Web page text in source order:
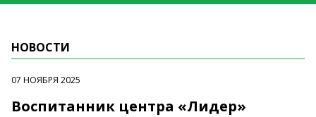
НОВОСТИ
07 НОЯБРЯ 2025
Воспитанник центра «Лидер»